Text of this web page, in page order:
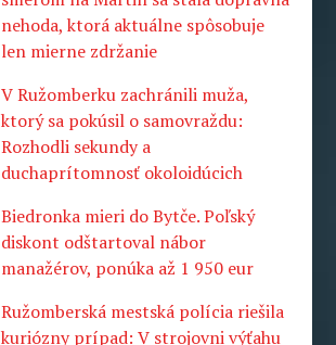
nehoda, ktorá aktuálne spôsobuje
len mierne zdržanie
V Ružomberku zachránili muža,
ktorý sa pokúsil o samovraždu:
Rozhodli sekundy a
duchaprítomnosť okoloidúcich
Biedronka mieri do Bytče. Poľský
diskont odštartoval nábor
manažérov, ponúka až 1 950 eur
Ružomberská mestská polícia riešila
kuriózny prípad: V strojovni výťahu